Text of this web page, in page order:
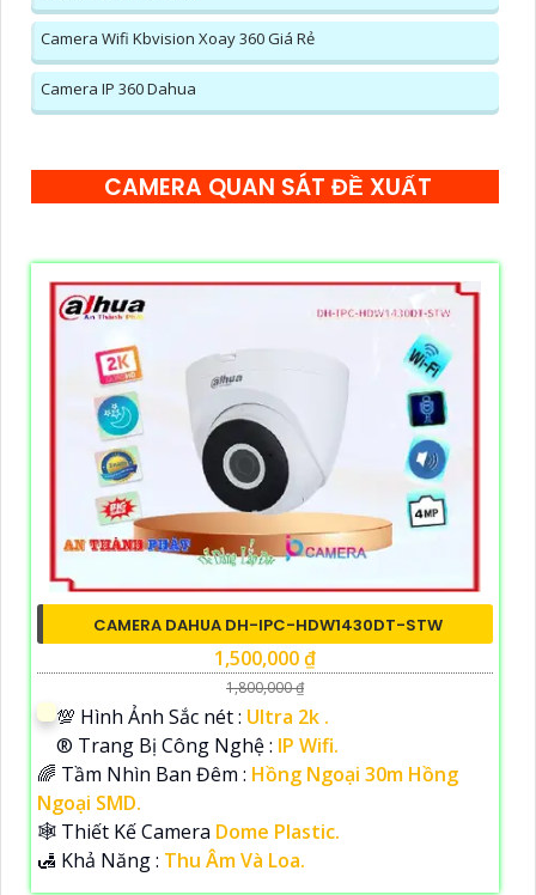
Camera Wifi Kbvision Xoay 360 Giá Rẻ
Camera IP 360 Dahua
CAMERA QUAN SÁT ĐỀ XUẤT
CAMERA DAHUA DH-IPC-HDW1430DT-STW
1,500,000 ₫
1,800,000 ₫
💯 Hình Ảnh Sắc nét : Ultra 2k .
®️ Trang Bị Công Nghệ : IP Wifi.
🌈 Tầm Nhìn Ban Đêm : Hồng Ngoại 30m Hồng
Ngoại SMD.
🕸️ Thiết Kế Camera Dome Plastic.
️🛃 Khả Năng : Thu Âm Và Loa.